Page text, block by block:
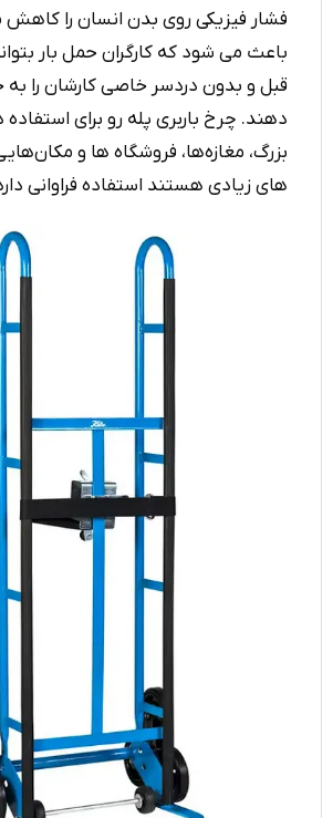
فشار فیزیکی روی بدن انسان را
باعث می شود که کارگران حمل بار
قبل و بدون دردسر خاصی کارشان را به
دهند. چرخ باربری پله رو برای استفاده
بزرگ، مغازه‌ها، فروشگاه ها و
های زیادی هستند استفاده فراوانی